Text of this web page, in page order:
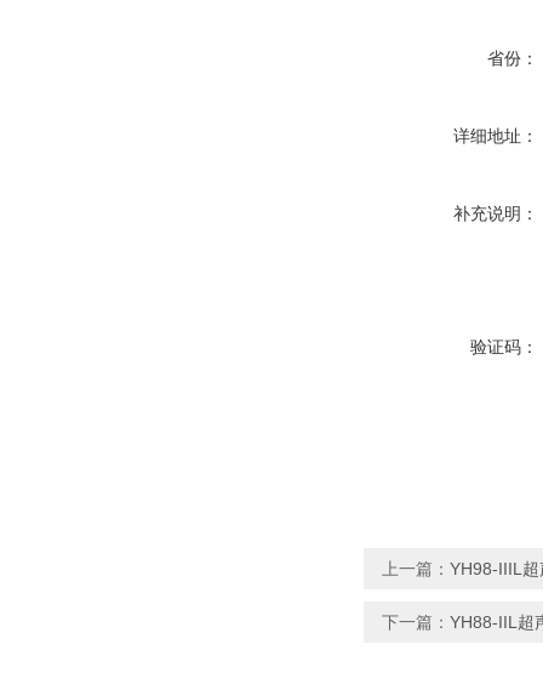
省份：
详细地址：
补充说明：
验证码：
上一篇： YH98-IIIL
下一篇： YH88-IIL超